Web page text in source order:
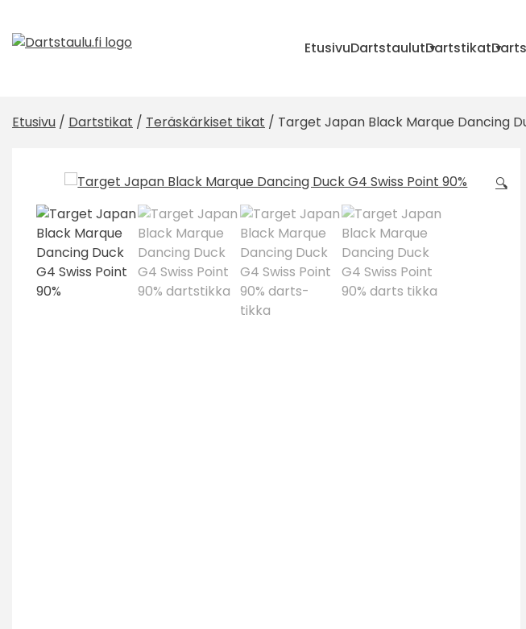
content
EtusivuDartstaulutDartstikat
Etusivu / Dartstikat / Teräskärkiset tikat / Target Japan Black Marque Dancing
🔍